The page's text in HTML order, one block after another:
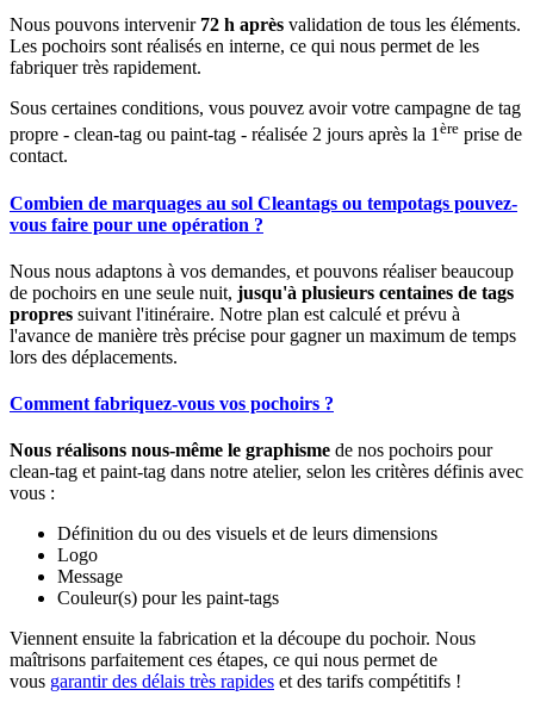
Nous pouvons intervenir 72 h après validation de tous les éléments.
Les pochoirs sont réalisés en interne, ce qui nous permet de les
fabriquer très rapidement.
Sous certaines conditions, vous pouvez avoir votre campagne de tag
propre - clean-tag ou paint-tag - réalisée 2 jours après la 1 ère prise de
contact.
Combien de marquages au sol Cleantags ou tempotags pouvez-
vous faire pour une opération ?
Nous nous adaptons à vos demandes, et pouvons réaliser beaucoup
de pochoirs en une seule nuit, jusqu'à plusieurs centaines de tags
propres suivant l'itinéraire. Notre plan est calculé et prévu à
l'avance de manière très précise pour gagner un maximum de temps
lors des déplacements.
Comment fabriquez-vous vos pochoirs ?
Nous réalisons nous-même le graphisme de nos pochoirs pour
clean-tag et paint-tag dans notre atelier, selon les critères définis avec
vous :
Définition du ou des visuels et de leurs dimensions
Logo
Message
Couleur(s) pour les paint-tags
Viennent ensuite la fabrication et la découpe du pochoir. Nous
maîtrisons parfaitement ces étapes, ce qui nous permet de
vous garantir des délais très rapides et des tarifs compétitifs !